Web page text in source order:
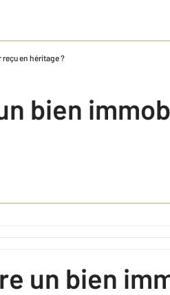
en héritage ?
bien
un bien